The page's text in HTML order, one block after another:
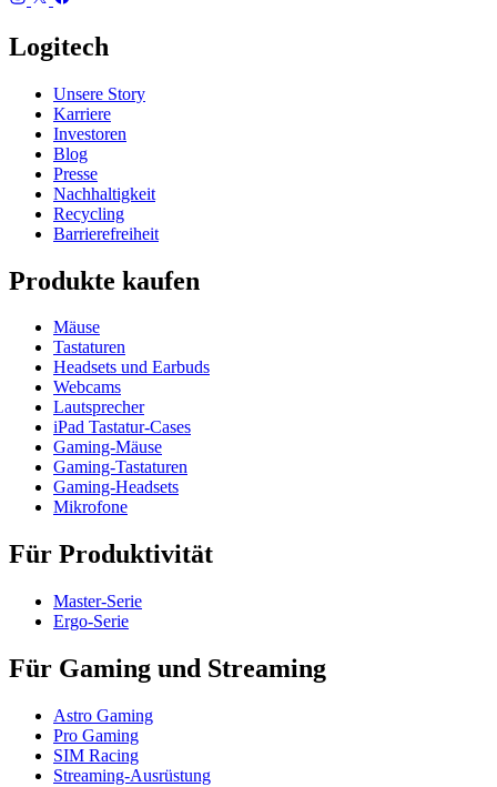
Logitech
Unsere Story
Karriere
Investoren
Blog
Presse
Nachhaltigkeit
Recycling
Barrierefreiheit
Produkte kaufen
Mäuse
Tastaturen
Headsets und Earbuds
Webcams
Lautsprecher
iPad Tastatur-Cases
Gaming-Mäuse
Gaming-Tastaturen
Gaming-Headsets
Mikrofone
Für Produktivität
Master-Serie
Ergo-Serie
Für Gaming und Streaming
Astro Gaming
Pro Gaming
SIM Racing
Streaming-Ausrüstung